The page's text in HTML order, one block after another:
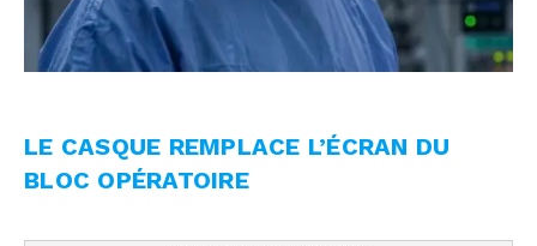
LE CASQUE REMPLACE L’ÉCRAN DU
BLOC OPÉRATOIRE